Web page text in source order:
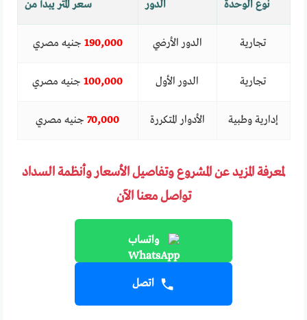
نوع الوحدة الدور سعر المتر يبدأ من
تجارية الدور الأرضي 190,000 جنيه مصري
تجارية الدور الأول 100,000جنيه مصري
إدارية وطبية الأدوار المتكررة 70,000جنيه مصري
لمعرفة المزيد عن المشروع وتفاصيل الأسعار وأنظمة السداد
تواصل معنا الآن
واتساب
اتصل